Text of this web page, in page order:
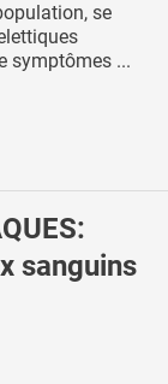
se
symptômes ...
sanguins